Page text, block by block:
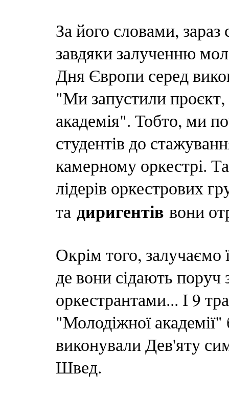
За його словами,
завдяки залученню
Дня Європи серед
"Ми запустили
академія". Тобто, ми
студентів до
камерному оркестрі.
лідерів оркестрових
та диригентів вони
Окрім того, залучаємо
де вони сідають
оркестрантами... І 9
"Молодіжної
виконували Дев'яту
Швед.